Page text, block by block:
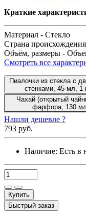
Краткие
Материал - Стекло
Страна
Объём, размеры -
Смотреть все
Пиалочки из стекла с
стенками, 45 мл, 1
Чахай (открытый
фарфора, 130 мл
Нашли дешевле ?
793 руб.
Наличие: Есть в
Купить
Быстрый заказ